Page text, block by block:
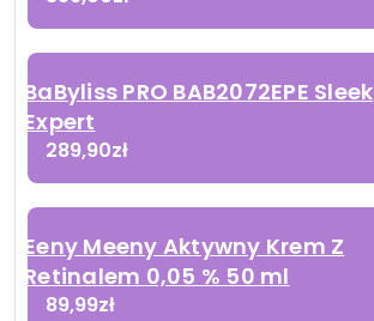
BaByliss PRO BAB2072EPE Sleek
Expert
289,90zł
Eeny Meeny Aktywny Krem Z
Retinalem 0,05 % 50 ml
89,99zł